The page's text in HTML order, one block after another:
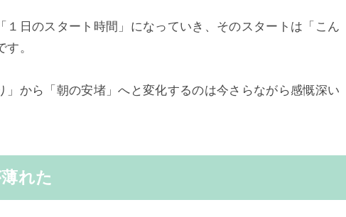
１日のスタート時間」になっていき、そのスタートは「こん
。
」から「朝の安堵」へと変化するのは今さらながら感慨深い
れた